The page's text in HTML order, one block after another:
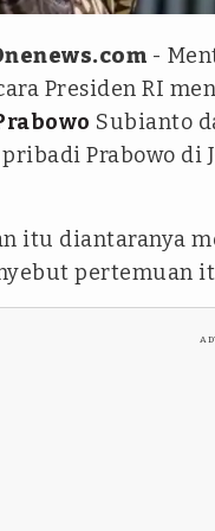
-
Presiden RI
Subianto
Prabowo di
itu diantaranya
pertemuan